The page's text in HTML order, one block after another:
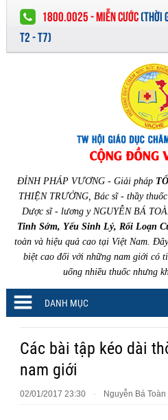
1800.0025 - MIỄN CƯỚC(THỜI
T2 - T7)
ĐỈNH PHÁP VƯƠNG - Giải pháp
THIỆN TRƯỞNG, Bác sĩ - thầy
Dược sĩ - lương y NGUYỄN BÁ
Tinh Sớm, Yếu Sinh Lý, Rối Loạn
toàn và hiệu quả cao tại Việt Nam.
biệt cao đối với những nam giới có
uống nhiều thuốc nhưng
DANH MỤC
Các bài tập kéo dài
nam giới
02/01/2017 23:30 · Nguyễn Bá Toàn